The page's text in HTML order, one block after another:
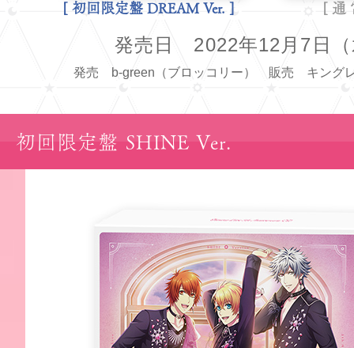
[ 初回限定盤 DREAM Ver. ] [ 通
発売日 2022年12月7日（
発売 b-green（ブロッコリー） 販売 キング
初回限定盤 SHINE Ver.